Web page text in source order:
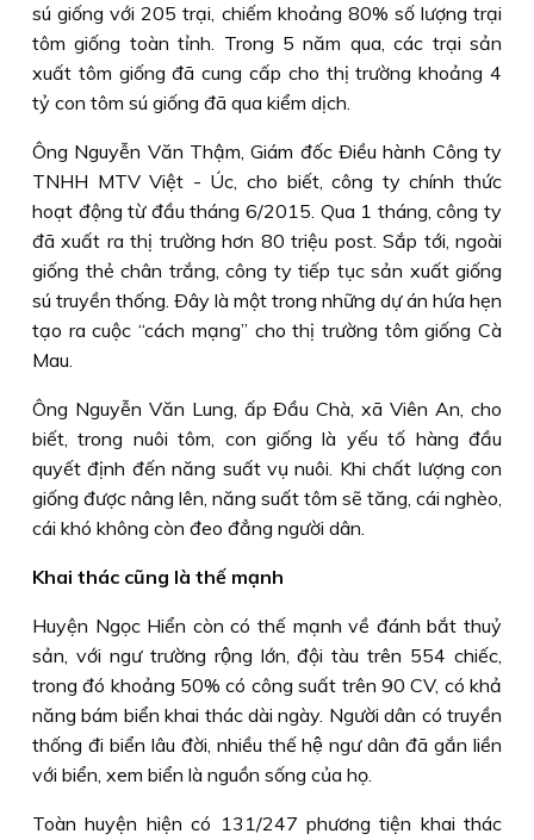
sú giống với 205 trại, chiếm khoảng 80% số lượng trại
tôm giống toàn tỉnh. Trong 5 năm qua, các trại sản
xuất tôm giống đã cung cấp cho thị trường khoảng 4
tỷ con tôm sú giống đã qua kiểm dịch.
Ông Nguyễn Văn Thậm, Giám đốc Ðiều hành Công ty
TNHH MTV Việt - Úc, cho biết, công ty chính thức
hoạt động từ đầu tháng 6/2015. Qua 1 tháng, công ty
đã xuất ra thị trường hơn 80 triệu post. Sắp tới, ngoài
giống thẻ chân trắng, công ty tiếp tục sản xuất giống
sú truyền thống. Ðây là một trong những dự án hứa hẹn
tạo ra cuộc “cách mạng” cho thị trường tôm giống Cà
Mau.
Ông Nguyễn Văn Lung, ấp Ðầu Chà, xã Viên An, cho
biết, trong nuôi tôm, con giống là yếu tố hàng đầu
quyết định đến năng suất vụ nuôi. Khi chất lượng con
giống được nâng lên, năng suất tôm sẽ tăng, cái nghèo,
cái khó không còn đeo đẳng người dân.
Khai thác cũng là thế mạnh
Huyện Ngọc Hiển còn có thế mạnh về đánh bắt thuỷ
sản, với ngư trường rộng lớn, đội tàu trên 554 chiếc,
trong đó khoảng 50% có công suất trên 90 CV, có khả
năng bám biển khai thác dài ngày. Người dân có truyền
thống đi biển lâu đời, nhiều thế hệ ngư dân đã gắn liền
với biển, xem biển là nguồn sống của họ.
Toàn huyện hiện có 131/247 phương tiện khai thác